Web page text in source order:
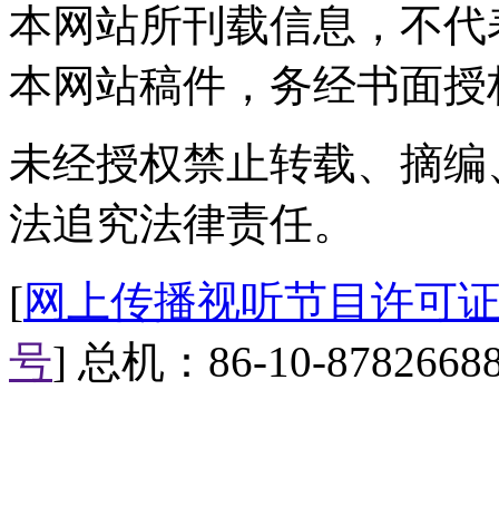
在浙江嘉兴菜花泾桥幽暗的
看桥洞下住着人。记者上前询
和90后，因为工作不好找，生
源般的生活。
同期
记者：一共几个人住这里
隐居人：三个人，没办法，
记者：住了多久
本网站所刊载信息，不
本网站稿件，务经书面授
未经授权禁止转载、摘
法追究法律责任。
[网上传播视听节目许可
号] 总机：86-10-